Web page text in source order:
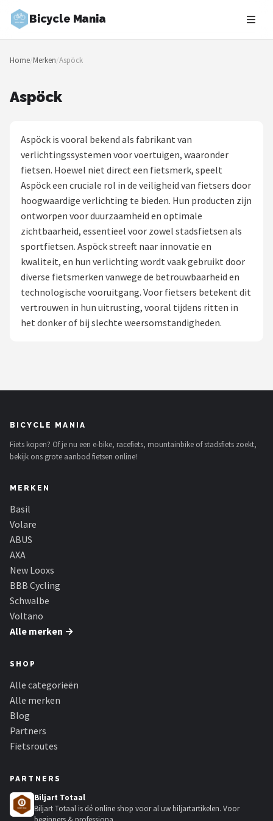
Bicycle Mania
Zoeken
NAVIGATIE
Blog
Fietsroutes
Kinderfietsen
Stadsfietsen
Elektrische fietsen
Mountainbikes
Shop
ABUS
AXA
New Looxs
BBB Cycling
Schwalbe
Voltano
Shimano
Home/Merken/Aspöck
Aspöck
Aspöck is vooral bekend als fabrikant van
verlichtingssystemen voor voertuigen, waaronder
fietsen. Hoewel niet direct een fietsmerk, speelt
Aspöck een cruciale rol in de veiligheid van fietsers door
hoogwaardige verlichting te bieden. Hun producten zijn
ontworpen voor duurzaamheid en optimale
zichtbaarheid, essentieel voor zowel stadsfietsen als
sportfietsen. Aspöck streeft naar innovatie en
kwaliteit, en hun verlichting wordt vaak gebruikt door
diverse fietsmerken vanwege de betrouwbaarheid en
technologische vooruitgang. Voor fietsers betekent dit
vertrouwen in hun uitrusting, vooral tijdens ritten in
het donker of bij slechte weersomstandigheden.
BICYCLE MANIA
Fiets kopen? Of je nu een e-bike, racefiets, mountainbike of stadsfiets zoekt,
bekijk ons grote aanbod fietsen online!
MERKEN
Basil
Volare
ABUS
AXA
New Looxs
BBB Cycling
Schwalbe
Voltano
Alle merken →
SHOP
Alle categorieën
Alle merken
Blog
Partners
Fietsroutes
PARTNERS
Biljart Totaal
Biljart Totaal is dé online shop voor al uw biljartartikelen. Voor